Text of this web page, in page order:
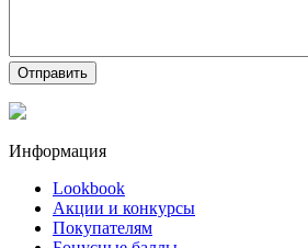
Отправить
Информация
Lookbook
Акции и конкурсы
Покупателям